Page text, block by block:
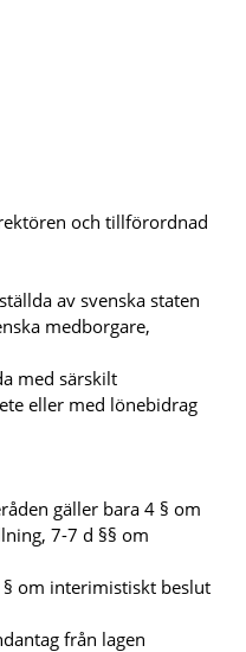
och tillförordnad
av svenska staten
medborgare,
med särskilt
eller med lönebidrag
gäller bara 4 § om
7-7 d §§ om
om interimistiskt beslut
från lagen